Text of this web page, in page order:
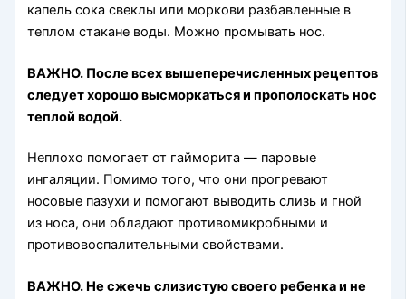
капель сока свеклы или моркови разбавленные в
теплом стакане воды. Можно промывать нос.
ВАЖНО. После всех вышеперечисленных рецептов
следует хорошо высморкаться и прополоскать нос
теплой водой.
Неплохо помогает от гайморита — паровые
ингаляции. Помимо того, что они прогревают
носовые пазухи и помогают выводить слизь и гной
из носа, они обладают противомикробными и
противовоспалительными свойствами.
ВАЖНО. Не сжечь слизистую своего ребенка и не